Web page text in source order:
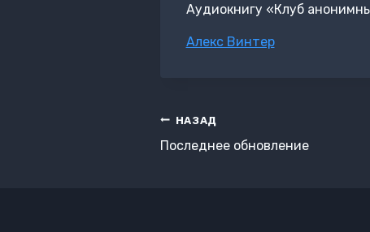
Аудиокнигу «Клуб
Метки
Алекс Винтер
Навигация
по
НАЗАД
Последнее обновление